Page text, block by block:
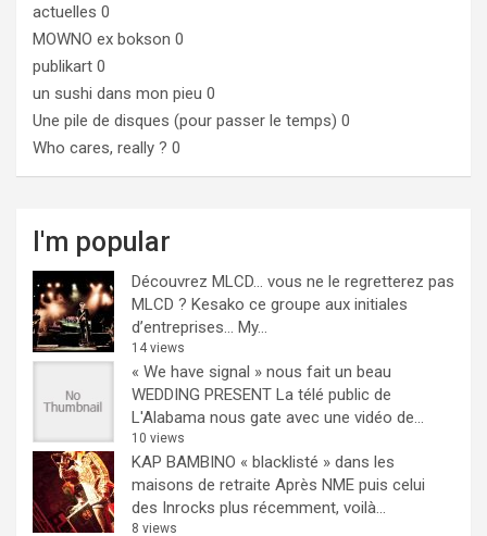
actuelles 0
MOWNO ex bokson 0
publikart 0
un sushi dans mon pieu 0
Une pile de disques (pour passer le temps) 0
Who cares, really ? 0
I'm popular
Découvrez MLCD… vous ne le regretterez pas
MLCD ? Kesako ce groupe aux initiales
d’entreprises… My...
14 views
« We have signal » nous fait un beau
WEDDING PRESENT La télé public de
L'Alabama nous gate avec une vidéo de...
10 views
KAP BAMBINO « blacklisté » dans les
maisons de retraite Après NME puis celui
des Inrocks plus récemment, voilà...
8 views